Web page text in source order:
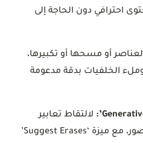
احترافي دون الحاجة إلى
أو مسحها أو تكبيرها،
وملء الخلفيات بدقة مدعومة
لالتقاط تعابير
نابضة بالحياة وتحسين الصور، مع ميزة ‘Suggest Erases’